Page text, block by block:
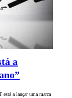
a
está a lançar uma marca